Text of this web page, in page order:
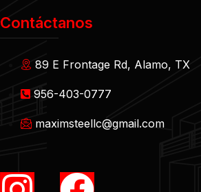
Contáctanos
89 E Frontage Rd, Alamo, TX
956-403-0777
maximsteellc@gmail.com